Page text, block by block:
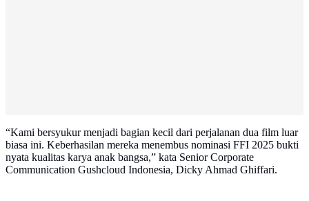
“Kami bersyukur menjadi bagian kecil dari perjalanan dua film luar
biasa ini. Keberhasilan mereka menembus nominasi FFI 2025 bukti
nyata kualitas karya anak bangsa,” kata Senior Corporate
Communication Gushcloud Indonesia, Dicky Ahmad Ghiffari.